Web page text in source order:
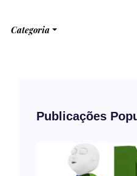
Categoria
Publicações